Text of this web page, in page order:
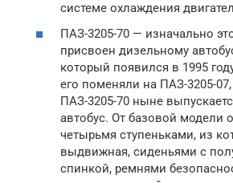
системе охлаждения
ПАЗ-3205-70 — изначально
присвоен дизельному
который появился в 1995
его поменяли на ПАЗ-3205-
ПАЗ-3205-70 ныне
автобус. От базовой модели
четырьмя ступеньками, из
выдвижная, сиденьями с
спинкой, ремнями